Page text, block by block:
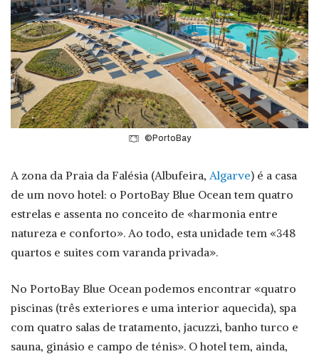
©PortoBay
A zona da Praia da Falésia (Albufeira, Algarve) é a casa
de um novo hotel: o PortoBay Blue Ocean tem quatro
estrelas e assenta no conceito de «harmonia entre
natureza e conforto». Ao todo, esta unidade tem «348
quartos e suites com varanda privada».
No PortoBay Blue Ocean podemos encontrar «quatro
piscinas (três exteriores e uma interior aquecida), spa
com quatro salas de tratamento, jacuzzi, banho turco e
sauna, ginásio e campo de ténis». O hotel tem, ainda,